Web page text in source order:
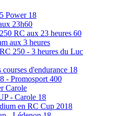
Power 18
23h60
RC aux 23 heures 60
aux 3 heures
250 - 3 heures du Luc
courses d'endurance 18
- Promosport 400
Carole
- Carole 18
en RC Cup 2018